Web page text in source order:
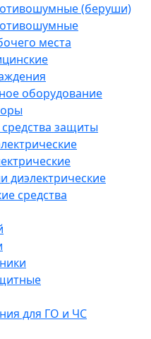
(беруши)
места
оборудование
защиты
диэлектрические
средства
для ГО и ЧС